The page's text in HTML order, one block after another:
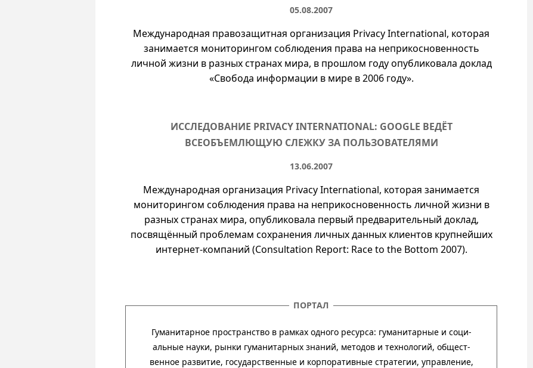
05.08.2007
Международная правозащитная организация Privacy International, которая
занимается мониторингом соблюдения права на неприкосновенность
личной жизни в разных странах мира, в прошлом году опубликовала доклад
«Свобода информации в мире в 2006 году».
ИССЛЕДОВАНИЕ PRIVACY INTERNATIONAL: GOOGLE ВЕДЁТ
ВСЕОБЪЕМЛЮЩУЮ СЛЕЖКУ ЗА ПОЛЬЗОВАТЕЛЯМИ
13.06.2007
Международная организация Privacy International, которая занимается
мониторингом соблюдения права на неприкосновенность личной жизни в
разных странах мира, опубликовала первый предварительный доклад,
посвящённый проблемам сохранения личных данных клиентов крупнейших
интернет-компаний (Consultation Report: Race to the Bottom 2007).
ПОРТАЛ
Гуманитарное пространство в рамках одного ресурса: гума­ни­тар­ные и соци­
аль­ные науки, рынки гума­ни­тар­ных зна­ний, методов и техно­ло­гий, обще­ст­
вен­ное раз­ви­тие, госу­дар­ст­вен­ные и кор­пора­тив­ные стра­тегии, управ­ле­ние,